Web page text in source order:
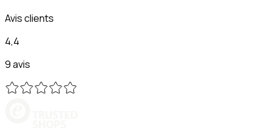
Avis clients
4,4
9 avis